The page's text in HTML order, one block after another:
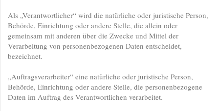
Als „Verantwortlicher“ wird die natürliche oder juristische Person,
Behörde, Einrichtung oder andere Stelle, die allein oder
gemeinsam mit anderen über die Zwecke und Mittel der
Verarbeitung von personenbezogenen Daten entscheidet,
bezeichnet.
„Auftragsverarbeiter“ eine natürliche oder juristische Person,
Behörde, Einrichtung oder andere Stelle, die personenbezogene
Daten im Auftrag des Verantwortlichen verarbeitet.